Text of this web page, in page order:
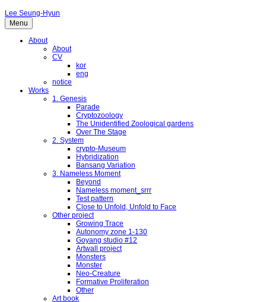
Lee Seung-Hyun
Menu
About
About
CV
kor
eng
notice
Works
1. Genesis
Parade
Cryptozoology
The Unidentified Zoological gardens
Over The Stage
2. System
crypto-Museum
Hybridization
Bansang Variation
3. Nameless Moment
Beyond
Nameless moment_srrr
Test pattern
Close to Unfold, Unfold to Face
Other project
Growing Trace
Autonomy zone 1-130
Goyang studio #12
Artwall project
Monsters
Monster
Neo-Creature
Formative Proliferation
Other
Art book